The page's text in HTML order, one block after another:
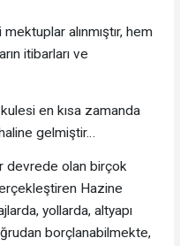
mektuplar alınmıştır, hem
itibarları ve
en kısa zamanda
gelmiştir…
devrede olan birçok
Hazine
yollarda, altyapı
borçlanabilmekte,